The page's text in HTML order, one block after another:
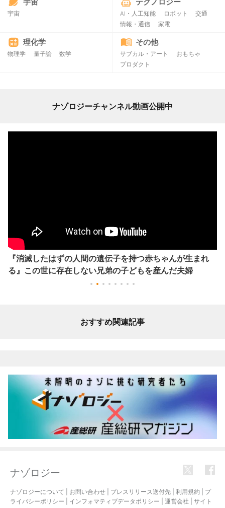
宇宙 AI・人工知能 ロボット
交通
情報・通信
家電
理化学
物理学 量子論 数学
その他
サブカル・アート
おもちゃ
プロダクト
ナゾロジーチャンネル動画公開中
『消滅したはずの人間の遺伝子を持つ赤ちゃんが生まれ
る』この世に存在しない兄弟の子どもを産んだ夫婦
おすすめ関連記事
ナゾロジー
ナゾロジーについて お問い合わせ プレスリリース送付先 利用規約
プ
ライバシーポリシー
インフォマティブデータポリシー 運営会社
サイト